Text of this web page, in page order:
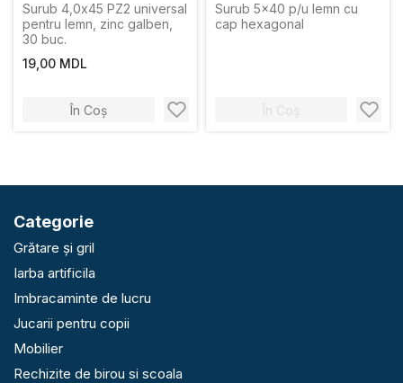
Surub 4,0x45 PZ2 universal
pentru lemn, zinc galben,
30 buc.
19,00 MDL
În Coș
Surub 5x40 p/u lemn cu
cap hexagonal
În Coș
Categorie
Grătare și gril
Iarba artificila
Imbracaminte de lucru
Jucarii pentru copii
Mobilier
Rechizite de birou si scoala